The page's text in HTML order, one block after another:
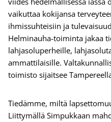
vaikuttaa kokijansa
ihmissuhteisiin ja
Helminauha-toiminta jakaa
lahjasoluperheille,
ammattilaisille.
toimisto sijaitsee
Tiedämme, miltä
Liittymällä Simpukkaan